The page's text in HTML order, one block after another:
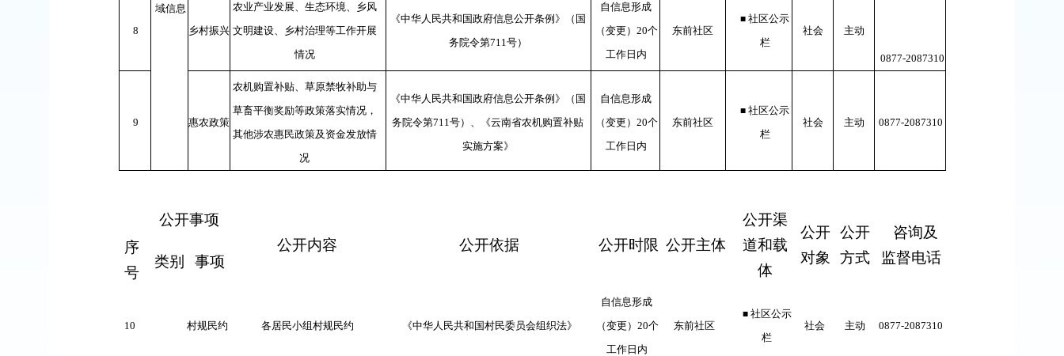
域信息
8 乡村振兴
农业产业发展、生态环境、乡风
文明建设、乡村治理等工作开展
情况
《中华人民共和国政府信息公开条例》（国
务院令第711号）
自信息形成
（变更） 20个
工作日内
东前社区
■ 社区公示
栏
社会 主动
0877-2087310
9 惠农政策
农机购置补贴、草原禁牧补助与
草畜平衡奖励等政策落实情况，
其他涉农惠民政策及资金发放情
况
《中华人民共和国政府信息公开条例》（国
务院令第711号）、《云南省农机购置补贴
实施方案》
自信息形成
（变更） 20个
工作日内
东前社区
■ 社区公示
栏
社会 主动 0877-2087310
序
号
公开事项
公开内容
公开依据 公开时限 公开主体
公开渠
道和载
体
公开
对象
公开
方式
咨询及
监督电话
类别 事项
10 村规民约 各居民小组村规民约 《中华人民共和国村民委员会组织法》
自信息形成
（变更） 20个
工作日内
东前社区
■ 社区公示
栏
社会 主动 0877-2087310